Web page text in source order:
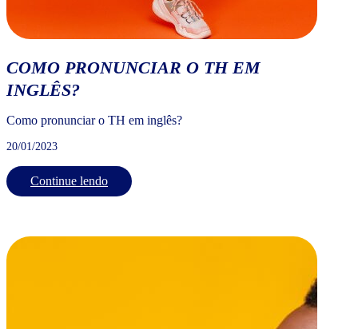
COMO PRONUNCIAR O TH EM
INGLÊS?
Como pronunciar o TH em inglês?
20/01/2023
Continue lendo